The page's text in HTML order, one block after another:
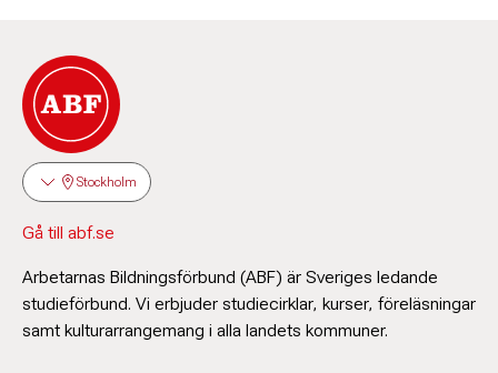
Stockholm
Gå till abf.se
Arbetarnas Bildningsförbund (ABF) är Sveriges ledande
studieförbund. Vi erbjuder studiecirklar, kurser, föreläsningar
samt kulturarrangemang i alla landets kommuner.